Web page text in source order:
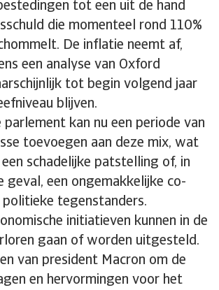
tot een uit de hand
die momenteel rond 110%
De inflatie neemt af,
een analyse van Oxford
tot begin volgend jaar
blijven.
kan nu een periode van
toevoegen aan deze mix, wat
schadelijke patstelling of, in
geval, een ongemakkelijke co-
tegenstanders.
initiatieven kunnen in de
gaan of worden uitgesteld.
van president Macron om de
en hervormingen voor het